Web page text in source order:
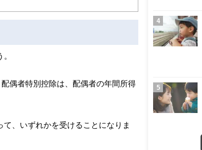
偶者特別控除は、配偶者の年間所得
、いずれかを受けることになりま